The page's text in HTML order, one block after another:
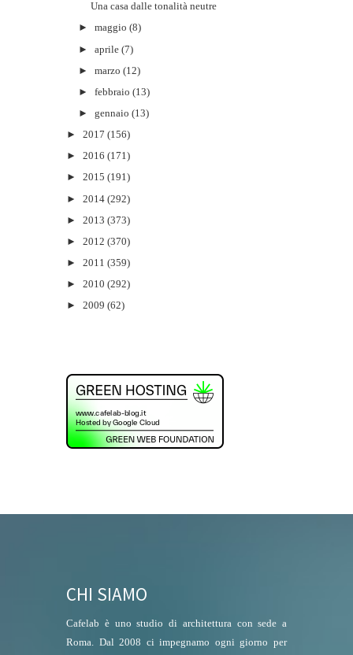
Una casa dalle tonalità neutre
►maggio (8)
►aprile (7)
►marzo (12)
►febbraio (13)
►gennaio (13)
► 2017 (156)
► 2016 (171)
► 2015 (191)
► 2014 (292)
► 2013 (373)
► 2012 (370)
► 2011 (359)
► 2010 (292)
► 2009 (62)
CHI SIAMO
Cafelab è uno studio di architettura con sede a
Roma. Dal 2008 ci impegnamo ogni giorno per